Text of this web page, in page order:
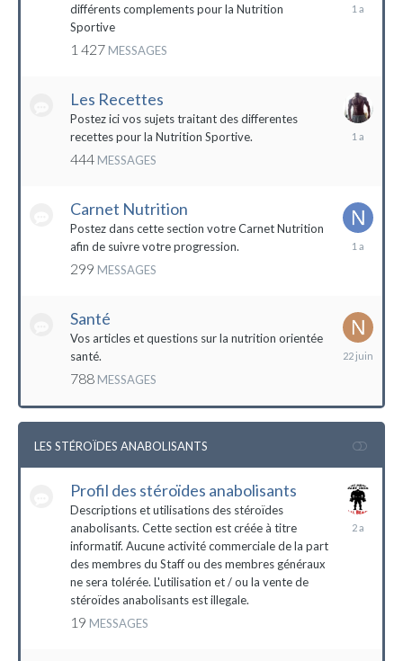
différents complements pour la Nutrition
Sportive
1 427 MESSAGES
Les Recettes
Postez ici vos sujets traitant des differentes
recettes pour la Nutrition Sportive.
444 MESSAGES
Carnet Nutrition
Postez dans cette section votre Carnet Nutrition
afin de suivre votre progression.
299 MESSAGES
13
Santé
Vos articles et questions sur la nutrition orientée
santé.
788 MESSAGES
22
LES STÉROÏDES ANABOLISANTS
Profil des stéroïdes anabolisants
Descriptions et utilisations des stéroïdes
anabolisants. Cette section est créée à titre
informatif. Aucune activité commerciale de la part
des membres du Staff ou des membres généraux
ne sera tolérée. L'utilisation et / ou la vente de
stéroïdes anabolisants est illegale.
19 MESSAGES
26